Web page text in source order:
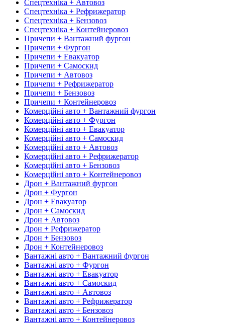
Спецтехніка + Автовоз
Спецтехніка + Рефрижератор
Спецтехніка + Бензовоз
Спецтехніка + Контейнеровоз
Причепи + Вантажний фургон
Причепи + Фургон
Причепи + Евакуатор
Причепи + Самоскид
Причепи + Автовоз
Причепи + Рефрижератор
Причепи + Бензовоз
Причепи + Контейнеровоз
Комерційні авто + Вантажний фургон
Комерційні авто + Фургон
Комерційні авто + Евакуатор
Комерційні авто + Самоскид
Комерційні авто + Автовоз
Комерційні авто + Рефрижератор
Комерційні авто + Бензовоз
Комерційні авто + Контейнеровоз
Дрон + Вантажний фургон
Дрон + Фургон
Дрон + Евакуатор
Дрон + Самоскид
Дрон + Автовоз
Дрон + Рефрижератор
Дрон + Бензовоз
Дрон + Контейнеровоз
Вантажні авто + Вантажний фургон
Вантажні авто + Фургон
Вантажні авто + Евакуатор
Вантажні авто + Самоскид
Вантажні авто + Автовоз
Вантажні авто + Рефрижератор
Вантажні авто + Бензовоз
Вантажні авто + Контейнеровоз